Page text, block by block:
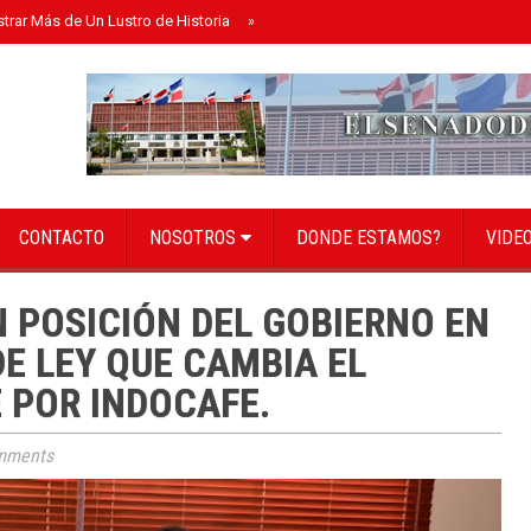
Más de Un Lustro de Historia » Senado instala bufete directivo para el
CONTACTO NOSOTROS DONDE ESTAMOS?
POSICIÓN DEL GOBIERNO EN
LEY QUE CAMBIA EL
INDOCAFE.